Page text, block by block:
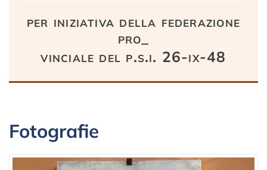
per iniziativa della federazione
pro_
vinciale del p.s.i. 26-ix-48
Fotografie